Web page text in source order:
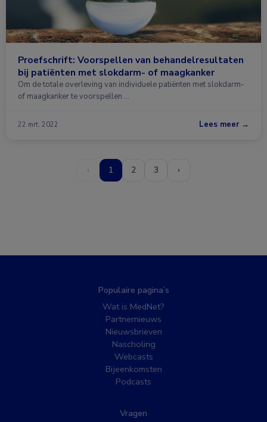
Proefschrift: Voorspellen van behandelresultaten
bij patiënten met slokdarm- of maagkanker
Om de totale overleving van individuele patiënten met slokdarm-
of maagkanker te voorspellen …
22 mrt. 2022 Lees meer →
‹ 1 2 3 ›
Populaire pagina’s
Wat is MedNet?
Partnernieuws
Nieuwsbrieven
Nascholing
Webcasts
Bijeenkomsten
Podcasts
Vragen